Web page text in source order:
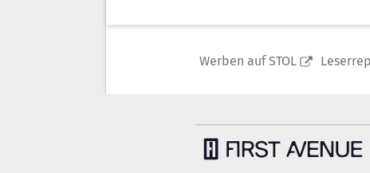
Werben auf STOL